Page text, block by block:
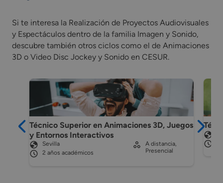
Si te interesa la Realización de Proyectos Audiovisuales
y Espectáculos dentro de la familia Imagen y Sonido,
descubre también otros ciclos como el de Animaciones
3D o Video Disc Jockey y Sonido en CESUR.
Técnico Superior en Animaciones 3D, Juegos
y Entornos Interactivos
Sevilla
2 años académicos
A distancia,
Presencial